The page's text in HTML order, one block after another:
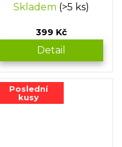
Skladem (>5 ks)
399 Kč
Detail
Poslední
kusy